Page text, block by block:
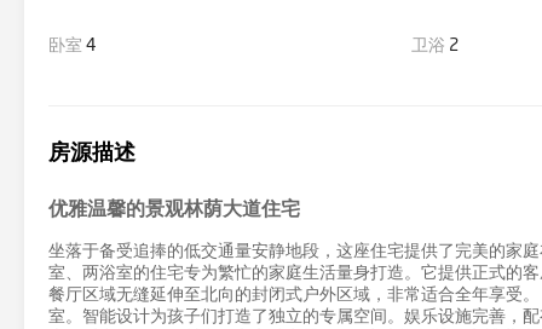
卧室 4 卫浴 2
房源描述
优雅温馨的景观林荫大道住宅
坐落于备受追捧的低交通量安静地段，这座住宅提供了完美的家
室、两浴室的住宅专为繁忙的家庭生活量身打造。它提供正式的
餐厅区域无缝延伸至北向的封闭式户外区域，非常适合全年享受
室。智能设计为孩子们打造了独立的专属空间。娱乐设施完善，